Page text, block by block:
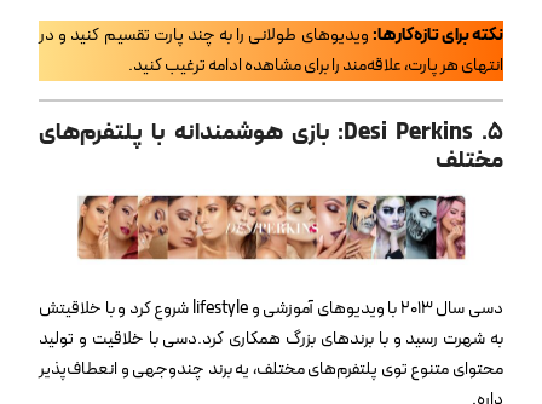
نکته برای تازه‌کارها:ویدیوهای طولانی را به چند پارت تقسیم کنید و در
انتهای هر پارت، علاقه‌مند را برای مشاهده ادامه ترغیب کنید.
۵. Desi Perkins: بازی هوشمندانه با پلتفرم‌های
مختلف
دسی سال ۲۰۱۳ با ویدیوهای آموزشی و lifestyle شروع کرد و با خلاقیتش
به شهرت رسید و با برندهای بزرگ همکاری کرد.دسی با خلاقیت و تولید
محتوای متنوع توی پلتفرم‌های مختلف، یه برند چندوجهی و انعطاف‌پذیر